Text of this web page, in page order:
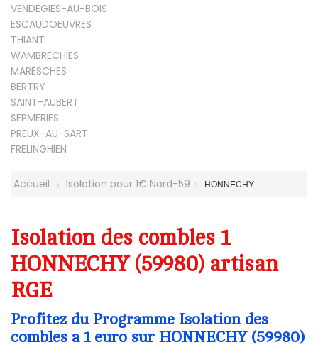
VENDEGIES-AU-BOIS
ESCAUDOEUVRES
THIANT
WAMBRECHIES
MARESCHES
BERTRY
SAINT-AUBERT
SEPMERIES
PREUX-AU-SART
FRELINGHIEN
Accueil Isolation pour 1€ Nord-59 HONNECHY
Isolation des combles 1
HONNECHY (59980) artisan
RGE
Profitez du Programme Isolation des
combles a 1 euro sur HONNECHY (59980)